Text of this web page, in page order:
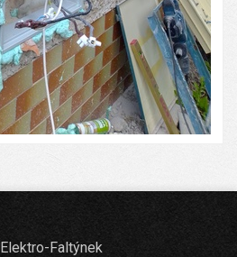
Elektro-Faltýnek